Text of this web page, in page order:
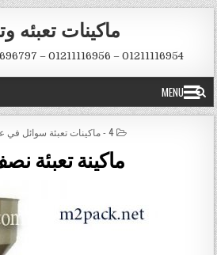
Skip to content
ماكينات تعبئه
01211116954 – 01211116956 – 01221696797 – 01211116958
MENU
POSTED IN
4 - ماكينات تعبئة سوائل في عبوات و اكياس
ماكينة تعبئة